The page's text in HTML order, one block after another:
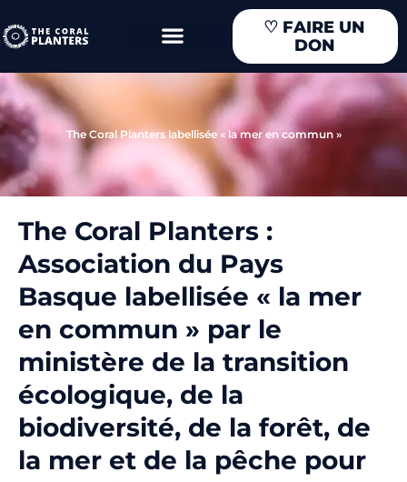
au
contenu
♡ FAIRE UN
DON
The Coral Planters labellisée « la mer en commun »
The Coral Planters :
Association du Pays
Basque labellisée « la mer
en commun » par le
ministère de la transition
écologique, de la
biodiversité, de la forêt, de
la mer et de la pêche pour